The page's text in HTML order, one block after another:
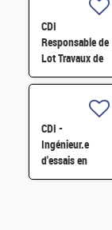
CDI
Responsable de
Lot Travaux de
Démantèlement
CDI -
Ingénieur.e
d'essais en
mécanique